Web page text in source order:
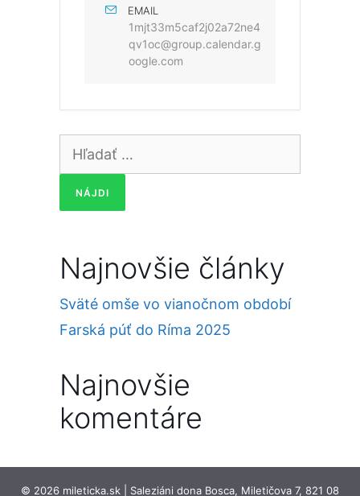
EMAIL
1mjt33m5caf2j02a72ne4
qv1oc@group.calendar.g
oogle.com
Hľadať:
Najnovšie články
Sväté omše vo vianočnom období
Farská púť do Ríma 2025
Najnovšie
komentáre
© 2026 mileticka.sk | Saleziáni dona Bosca, Miletičova 7, 821 08